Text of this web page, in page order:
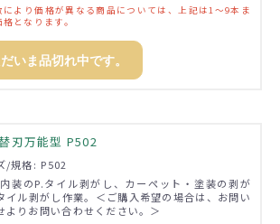
より価格が異なる商品については、上記は1～9本ま
となります。
いま品切れ中です。
刃万能型 P502
/規格: P502
装のP.タイル剥がし、カーペット・塗装の剥が
イル剥がし作業。＜ご購入希望の場合は、お問い
よりお問い合わせください。＞